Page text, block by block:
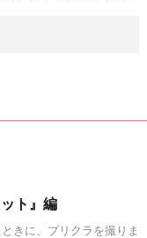
ト』編
きに、プリクラを撮りま